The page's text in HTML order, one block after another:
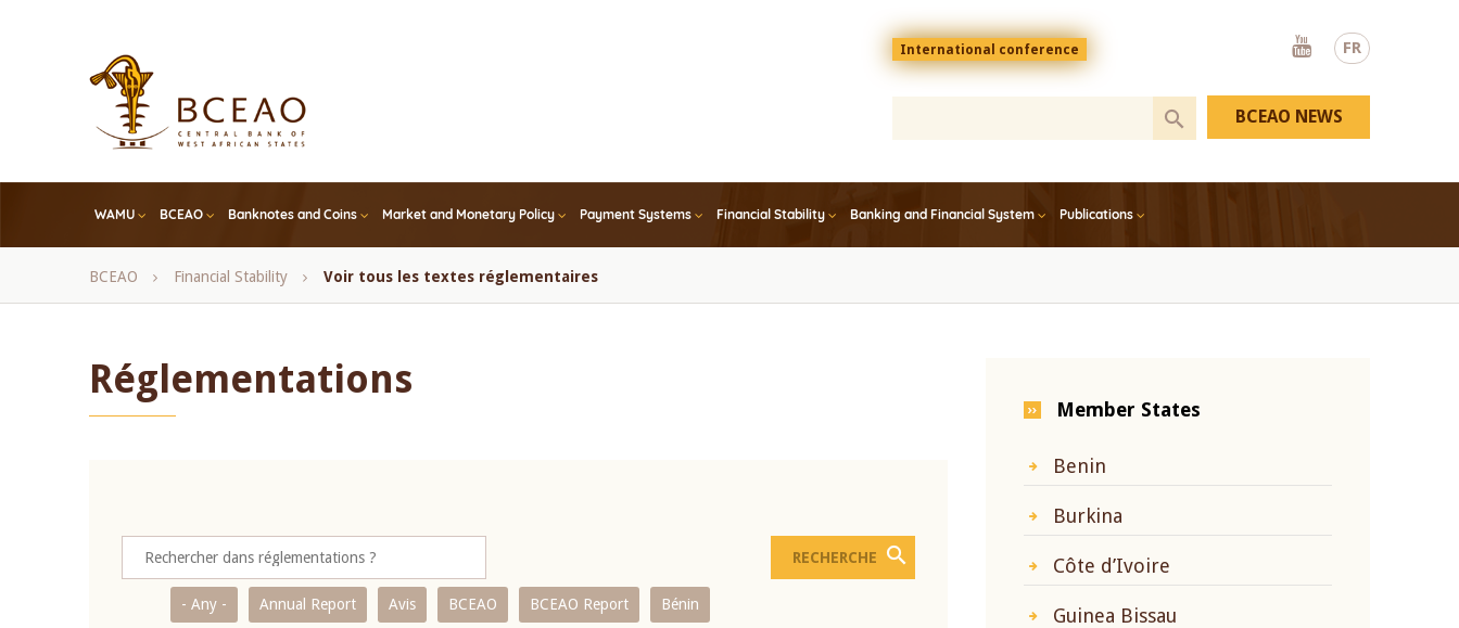
FR
Menu
top
En
International conference
Youtube
WAMU BCEAO Banknotes and Coins Market and Monetary Policy Payment Systems Financial Stability Banking and Financial System Publications
BCEAO NEWS
Breadcrumb
BCEAO Financial Stability Voir tous les textes réglementaires
Réglementations
- Any - Annual Report Avis BCEAO BCEAO Report Bénin
Member States
Benin
Burkina
Côte d’Ivoire
Guinea Bissau